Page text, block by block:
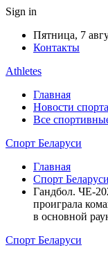
Sign in
Пятница, 7
Контакты
Athletes
Главная
Новости спорта
Все
Спорт Беларуси
Главная
Спорт Беларуси
Гандбол. ЧЕ-
проиграла
в основной
Спорт Беларуси